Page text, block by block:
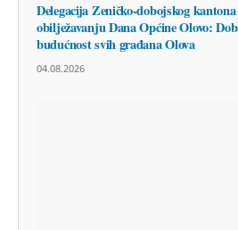
Delegacija Zeničko-dobojskog
obilježavanju Dana Općine Olovo:
budućnost svih građana Olova
04.08.2026